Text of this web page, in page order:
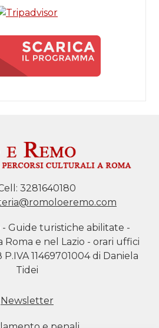
3281640180
- Guide turistiche abilitate -
e nel Lazio - orari uffici
P.IVA 11469701004 di Daniela
Tidei
Newsletter